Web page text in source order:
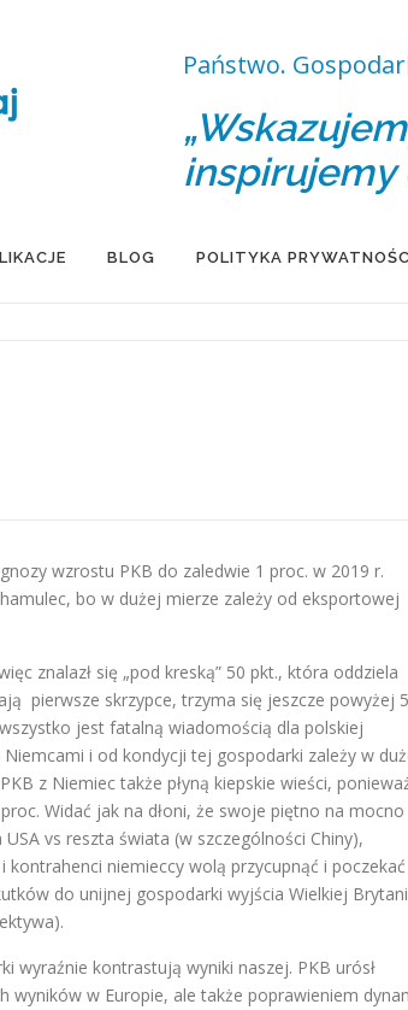
Państwo.
inspirujemy
BLOG POLITYKA
wzrostu PKB do zaledwie 1 proc. w 2019 r.
bo w dużej mierze zależy od eksportowej
znalazł się „pod kreską” 50 pkt., która oddziela
pierwsze skrzypce, trzyma się jeszcze powyżej
jest fatalną wiadomością dla polskiej
i od kondycji tej gospodarki zależy w
z Niemiec także płyną kiepskie wieści,
Widać jak na dłoni, że swoje piętno na mocno
vs reszta świata (w szczególności Chiny),
niemieccy wolą przycupnąć i poczekać
do unijnej gospodarki wyjścia Wielkiej
wyraźnie kontrastują wyniki naszej. PKB urósł
wyników w Europie, ale także poprawieniem